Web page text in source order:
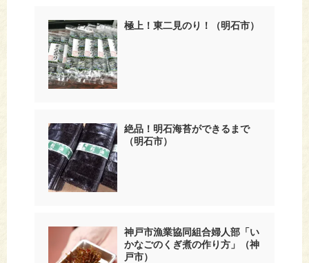
極上！東二見のり！（明石市）
絶品！明石海苔ができるまで
（明石市）
神戸市漁業協同組合婦人部「い
かなごのくぎ煮の作り方」（神
戸市）